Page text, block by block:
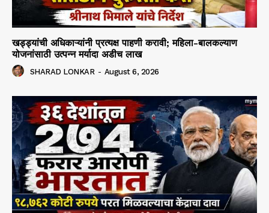
खड्ड्यांची अधिकाऱ्यांनी प्रत्यक्ष पाहणी करावी; महिला-बालकल्याण
योजनांसाठी उत्पन्न मर्यादा अडीच लाख
SHARAD LONKAR - August 6, 2026